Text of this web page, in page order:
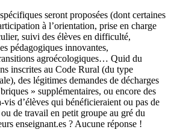
seront proposées (dont certaines
à l’orientation, prise en charge
suivi des élèves en difficulté,
pédagogiques innovantes,
agroécologiques… Quid du
inscrites au Code Rural (du type
des légitimes demandes de décharges
» supplémentaires, ou encore des
vis d’élèves qui bénéficieraient ou pas de
de travail en petit groupe au gré du
enseignant.es ? Aucune réponse !